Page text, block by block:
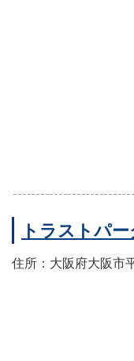
トラストパ
住所：大阪府大阪市